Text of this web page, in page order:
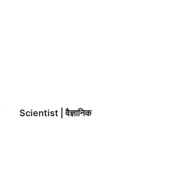
Scientist | वैज्ञानिक